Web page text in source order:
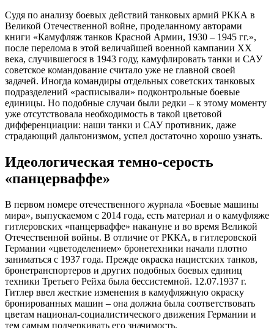
Судя по анализу боевых действий танковых армий РККА в
Великой Отечественной войне, проделанному авторами
книги «Камуфляж танков Красной Армии, 1930 – 1945 гг.»,
после перелома в этой величайшей военной кампании ХХ
века, случившегося в 1943 году, камуфлировать танки и САУ
советское командование считало уже не главной своей
задачей. Иногда командиры отдельных советских танковых
подразделений «расписывали» подконтрольные боевые
единицы. Но подобные случаи были редки – к этому моменту
уже отсутствовала необходимость в такой цветовой
дифференциации: наши танки и САУ противник, даже
страдающий дальтонизмом, успел достаточно хорошо узнать.
Идеологическая темно-серость
«панцерваффе»
В первом номере отечественного журнала «Боевые машины
мира», выпускаемом с 2014 года, есть материал и о камуфляже
гитлеровских «панцерваффе» накануне и во время Великой
Отечественной войны. В отличие от РККА, в гитлеровской
Германии «цветоделением» бронетехники начали плотно
заниматься с 1937 года. Прежде окраска нацистских танков,
бронетранспортеров и других подобных боевых единиц
техники Третьего Рейха была бессистемной. 12.07.1937 г.
Гитлер ввел жесткие изменения в камуфляжную окраску
бронированных машин – она должна была соответствовать
цветам национал-социалистического движения Германии и
тем самым подчеркивать его значимость.